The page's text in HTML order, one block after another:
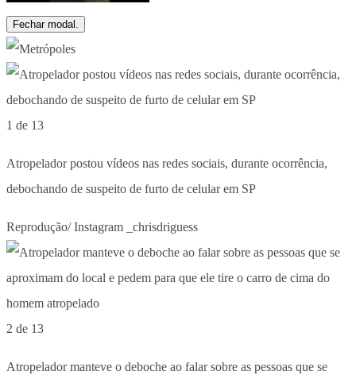
Fechar modal.
1 de 13
Atropelador postou vídeos nas redes sociais, durante ocorrência,
debochando de suspeito de furto de celular em SP
Reprodução/ Instagram _chrisdriguess
2 de 13
Atropelador manteve o deboche ao falar sobre as pessoas que se